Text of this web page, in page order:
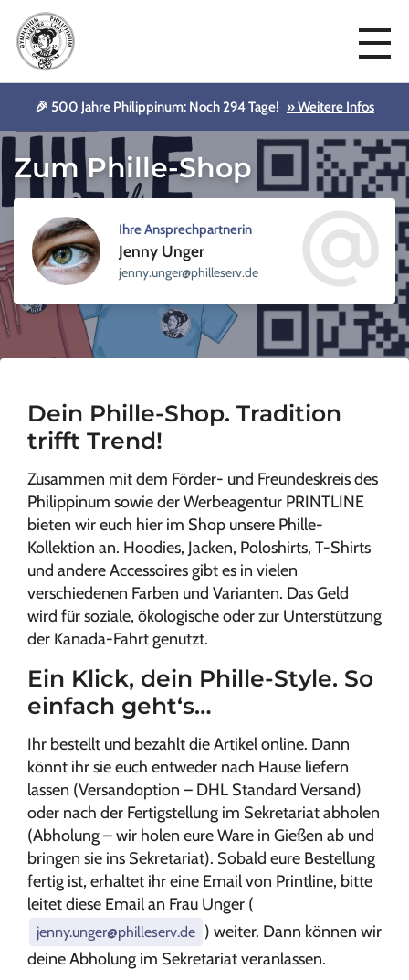
🎉 500 Jahre Philippinum: Noch 294 Tage! » Weitere Infos
DU und WIR
Zum Phille-Shop
Ihre Ansprechpartnerin
Jenny Unger
ed.vre
sellihp@regnu.ynnej
Dein Phille-Shop. Tradition
trifft Trend!
Zusammen mit dem Förder- und Freundeskreis des
Philippinum sowie der Werbeagentur PRINTLINE
bieten wir euch hier im Shop unsere Phille-
Kollektion an. Hoodies, Jacken, Poloshirts, T-Shirts
und andere Accessoires gibt es in vielen
verschiedenen Farben und Varianten. Das Geld
wird für soziale, ökologische oder zur Unterstützung
der Kanada-Fahrt genutzt.
Ein Klick, dein Phille-Style. So
einfach geht‘s…
Ihr bestellt und bezahlt die Artikel online. Dann
könnt ihr sie euch entweder nach Hause liefern
lassen (Versandoption – DHL Standard Versand)
oder nach der Fertigstellung im Sekretariat abholen
(Abholung – wir holen eure Ware in Gießen ab und
bringen sie ins Sekretariat). Sobald eure Bestellung
fertig ist, erhaltet ihr eine Email von Printline, bitte
leitet diese Email an Frau Unger (
jenny.unger@philleserv.de ) weiter. Dann können wir
deine Abholung im Sekretariat veranlassen.